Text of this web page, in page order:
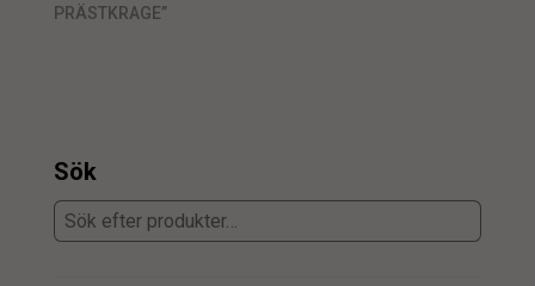
PRÄSTKRAGE”
Sök